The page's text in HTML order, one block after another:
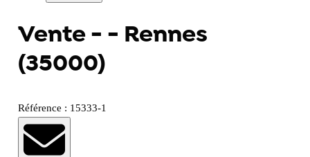
Vente - - Rennes
(35000)
Référence : 15333-1